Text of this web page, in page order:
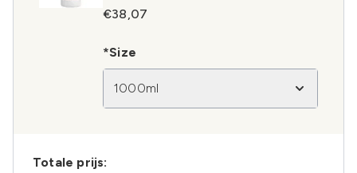
€38,07
*Size
1000ml
Totale prijs: